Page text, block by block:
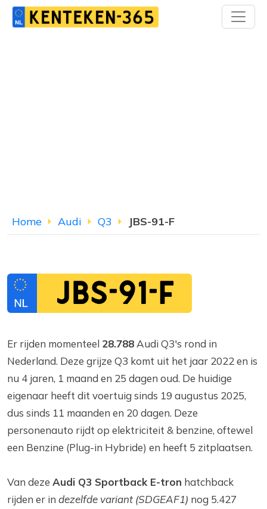
Home Audi Q3 JBS-91-F
JBS-91-F
Er rijden momenteel 28.788 Audi Q3's rond in
Nederland. Deze grijze Q3 komt uit het jaar 2022 en is
nu 4 jaren, 1 maand en 25 dagen oud. De huidige
eigenaar heeft dit voertuig sinds 19 augustus 2025,
dus sinds 11 maanden en 20 dagen. Deze
personenauto rijdt op elektriciteit & benzine, oftewel
een Benzine (Plug-in Hybride) en heeft 5 zitplaatsen.
Van deze Audi Q3 Sportback E-tron hatchback
rijden er in dezelfde variant (SDGEAF1) nog 5.427